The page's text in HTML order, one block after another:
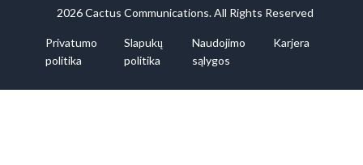
2026 Cactus Communications. All Rights Reserved
Privatumo
politika
Slapukų
politika
Naudojimo
sąlygos
Karjera